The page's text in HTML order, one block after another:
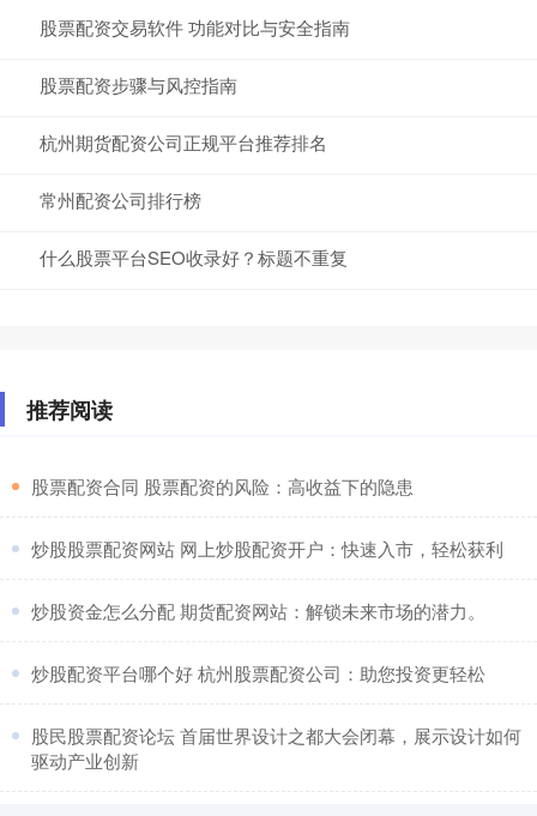
股票配资交易软件 功能对比与安全指南
股票配资步骤与风控指南
杭州期货配资公司正规平台推荐排名
常州配资公司排行榜
什么股票平台SEO收录好？标题不重复
推荐阅读
​股票配资合同 股票配资的风险：高收益下的隐患
​炒股股票配资网站 网上炒股配资开户：快速入市，轻松获利
​炒股资金怎么分配 期货配资网站：解锁未来市场的潜力。
​炒股配资平台哪个好 杭州股票配资公司：助您投资更轻松
​股民股票配资论坛 首届世界设计之都大会闭幕，展示设计如何
驱动产业创新